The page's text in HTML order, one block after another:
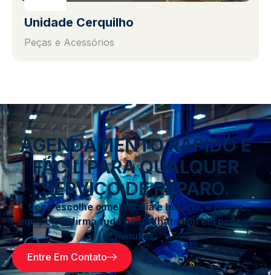
Unidade Cerquilho
Peças e Acessórios
AGENDAMENTO RÁPIDO E
FÁCIL PARA QUALQUER
SERVIÇO DE REPARO.
Você escolhe o melhor dia e horário, e nossa
equipe confirma tudo pelo WhatsApp em poucos
minutos.
Entre Em Contato